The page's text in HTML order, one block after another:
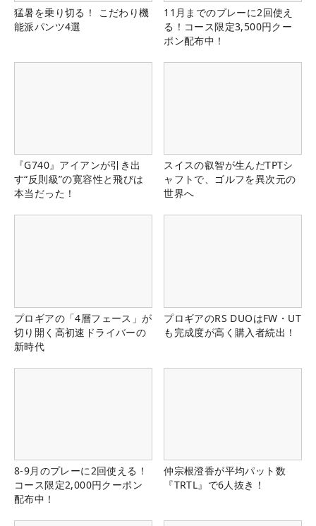
猛暑を乗り切る！ こだわり機
能派パンツ4選
11月までのプレーに2回使え
る！コース限定3,500円クー
ポン配布中！
『G740』アイアンが引き出
す“反則級”の寛容性と飛びは
本当だった！
スイスの叡智が生んだTPTシ
ャフトで、ゴルフを異次元の
世界へ
プロギアの「4層フェース」が
切り開く高初速ドライバーの
新時代
プロギアのRS DUOはFW・UT
も完成度が高く購入者続出！
8-9月のプレーに2回使える！
コース限定2,000円クーポン
配布中！
仲宗根澄香が平均パット数
『TRTL』で6人抜き！